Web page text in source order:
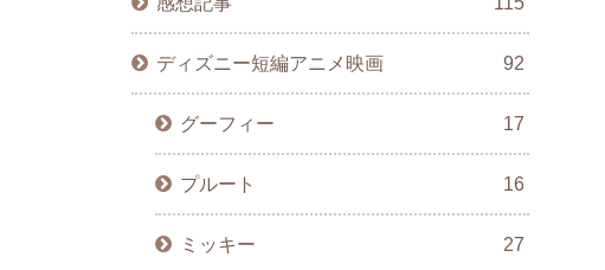
ディズニー短編アニメ映画 92
グーフィー 17
プルート 16
ミッキー 27